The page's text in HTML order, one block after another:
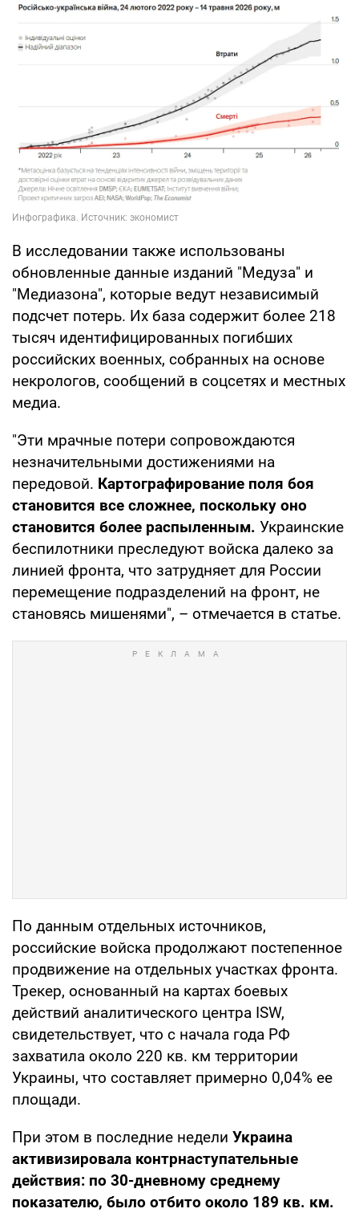
В исследовании также использованы
обновленные данные изданий "Медуза" и
"Медиазона", которые ведут независимый
подсчет потерь. Их база содержит более 218
тысяч идентифицированных погибших
российских военных, собранных на основе
некрологов, сообщений в соцсетях и местных
медиа.
"Эти мрачные потери сопровождаются
незначительными достижениями на
передовой. Картографирование поля боя
становится все сложнее, поскольку оно
становится более распыленным. Украинские
беспилотники преследуют войска далеко за
линией фронта, что затрудняет для России
перемещение подразделений на фронт, не
становясь мишенями", – отмечается в статье.
По данным отдельных источников,
российские войска продолжают постепенное
продвижение на отдельных участках фронта.
Трекер, основанный на картах боевых
действий аналитического центра ISW,
свидетельствует, что с начала года РФ
захватила около 220 кв. км территории
Украины, что составляет примерно 0,04% ее
площади.
При этом в последние недели Украина
активизировала контрнаступательные
действия: по 30-дневному среднему
показателю, было отбито около 189 кв. км.